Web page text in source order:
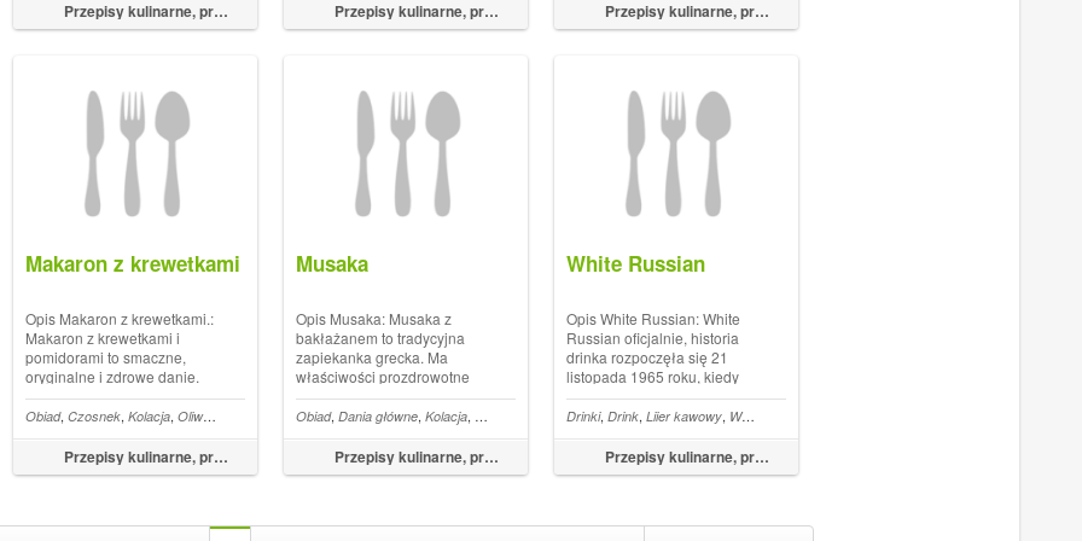
lub przedżołądki wołowe,
czyli podroby zwierzęce.
Przepisy kulinarne, przepisy na obiad – FoodMagazine.pl
oczami pojawia się wizja
najpiękniej upieczonego
Przepisy kulinarne, przepisy na obiad – FoodMagazine.pl
przeciwbakteryjnie.
Fantastycznie wzmacnia
Przepisy kulinarne, przepisy na obiad – FoodMagazine.pl
Rukola,Buraki,Feta,Pestki dyni
Makaron z krewetkami
Opis Makaron z krewetkami.:
Makaron z krewetkami i
pomidorami to smaczne,
oryginalne i zdrowe danie.
Krewetki są
najpopularniejszymi
skorupiakami spośród
owoców morza. Oprócz tego,
że pysznie smakują,
Przepisy kulinarne, przepisy na obiad – FoodMagazine.pl
Obiad, Czosnek, Kolacja, Oliwa , Makaron ,Krewetki
Musaka
Opis Musaka: Musaka z
bakłażanem to tradycyjna
zapiekanka grecka. Ma
właściwości prozdrowotne
głównie za sprawą
bakłażana, który jest bogaty w
błonnik oraz obniża poziom
złego cholesterolu. Poza tym,
jak każda dobra zapiekanka,
Przepisy kulinarne, przepisy na obiad – FoodMagazine.pl
Obiad, Dania główne, Kolacja, Zapiekanki Bakłażan,Musaka
White Russian
Opis White Russian: White
Russian oficjalnie, historia
drinka rozpoczęła się 21
listopada 1965 roku, kiedy
koktajl o tej nazwie pojawił
się w kalifornijskim dzienniku
„Oakland Tribune”. Wbrew
naturalnej intuicji, nazwa
drinka nie wiąże się wcale z
Przepisy kulinarne, przepisy na obiad – FoodMagazine.pl
Drinki, Drink, Liier kawowy, White Russian